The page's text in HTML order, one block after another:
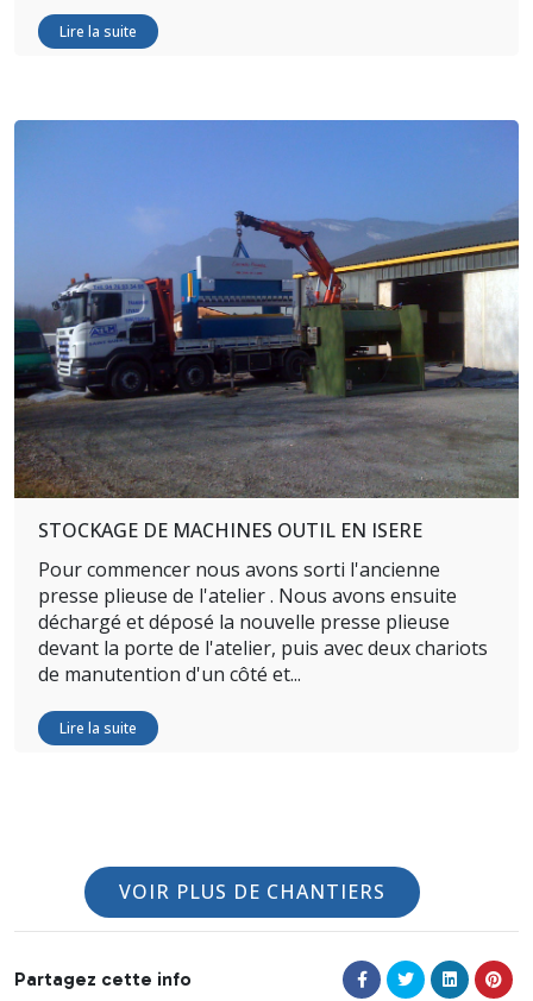
Lire la suite
STOCKAGE DE MACHINES OUTIL EN ISERE
Pour commencer nous avons sorti l'ancienne
presse plieuse de l'atelier . Nous avons ensuite
déchargé et déposé la nouvelle presse plieuse
devant la porte de l'atelier, puis avec deux chariots
de manutention d'un côté et...
Lire la suite
VOIR PLUS DE CHANTIERS
Partagez cette info